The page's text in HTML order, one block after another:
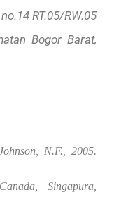
RT.05/RW.05
Bogor Barat,
N.F., 2005.
Singapura,